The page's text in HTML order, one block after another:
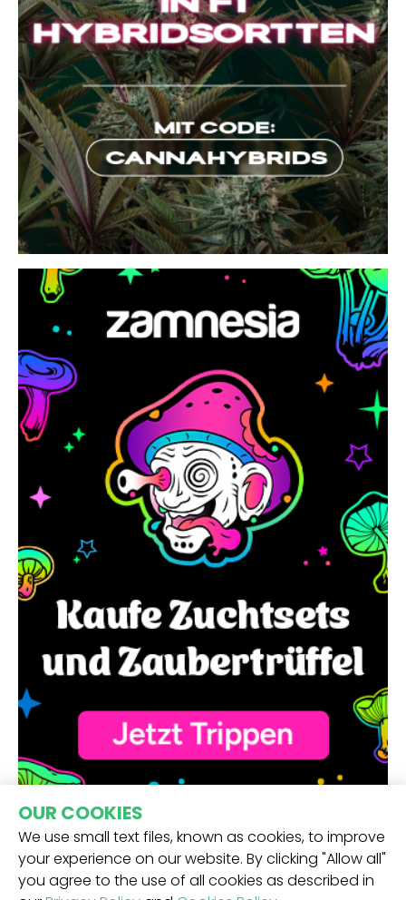
OUR COOKIES
We use small text files, known as cookies, to improve
your experience on our website. By clicking "Allow all"
you agree to the use of all cookies as described in